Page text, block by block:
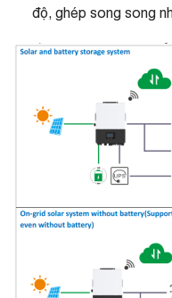
độ, ghép song song